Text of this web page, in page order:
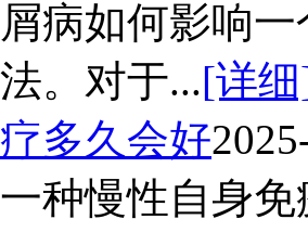
病如何影响
。对于...[详
多久会好
种慢性自身